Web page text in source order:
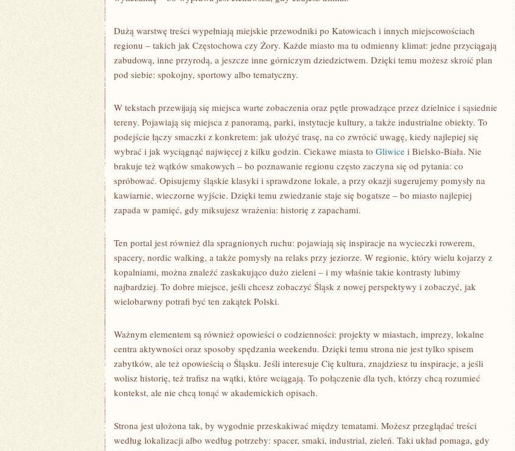
Dużą warstwę treści wypełniają miejskie przewodniki po Katowicach i innych miejscowościach
regionu – takich jak Częstochowa czy Żory. Każde miasto ma tu odmienny klimat: jedne przyciągają
zabudową, inne przyrodą, a jeszcze inne górniczym dziedzictwem. Dzięki temu możesz skroić plan
pod siebie: spokojny, sportowy albo tematyczny.
W tekstach przewijają się miejsca warte zobaczenia oraz pętle prowadzące przez dzielnice i sąsiednie
tereny. Pojawiają się miejsca z panoramą, parki, instytucje kultury, a także industrialne obiekty. To
podejście łączy smaczki z konkretem: jak ułożyć trasę, na co zwrócić uwagę, kiedy najlepiej się
wybrać i jak wyciągnąć najwięcej z kilku godzin. Ciekawe miasta to Gliwice i Bielsko-Biała. Nie
brakuje też wątków smakowych – bo poznawanie regionu często zaczyna się od pytania: co
spróbować. Opisujemy śląskie klasyki i sprawdzone lokale, a przy okazji sugerujemy pomysły na
kawiarnie, wieczorne wyjście. Dzięki temu zwiedzanie staje się bogatsze – bo miasto najlepiej
zapada w pamięć, gdy miksujesz wrażenia: historię z zapachami.
Ten portal jest również dla spragnionych ruchu: pojawiają się inspiracje na wycieczki rowerem,
spacery, nordic walking, a także pomysły na relaks przy jeziorze. W regionie, który wielu kojarzy z
kopalniami, można znaleźć zaskakująco dużo zieleni – i my właśnie takie kontrasty lubimy
najbardziej. To dobre miejsce, jeśli chcesz zobaczyć Śląsk z nowej perspektywy i zobaczyć, jak
wielobarwny potrafi być ten zakątek Polski.
Ważnym elementem są również opowieści o codzienności: projekty w miastach, imprezy, lokalne
centra aktywności oraz sposoby spędzania weekendu. Dzięki temu strona nie jest tylko spisem
zabytków, ale też opowieścią o Śląsku. Jeśli interesuje Cię kultura, znajdziesz tu inspiracje, a jeśli
wolisz historię, też trafisz na wątki, które wciągają. To połączenie dla tych, którzy chcą rozumieć
kontekst, ale nie chcą tonąć w akademickich opisach.
Strona jest ułożona tak, by wygodnie przeskakiwać między tematami. Możesz przeglądać treści
według lokalizacji albo według potrzeby: spacer, smaki, industrial, zieleń. Taki układ pomaga, gdy